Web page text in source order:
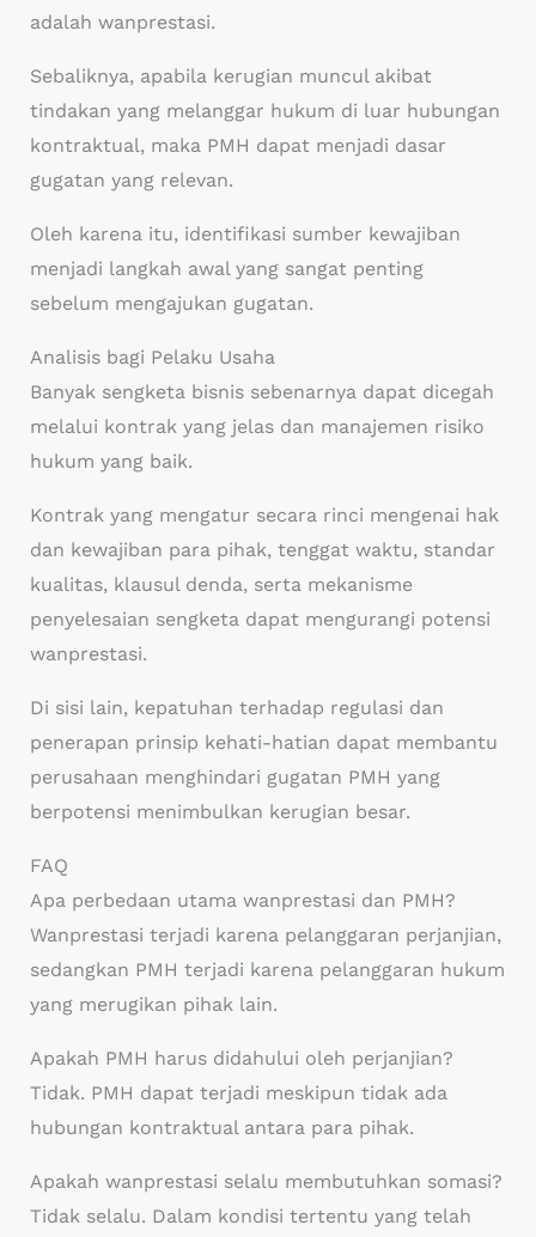
adalah wanprestasi.
Sebaliknya, apabila kerugian muncul akibat
tindakan yang melanggar hukum di luar hubungan
kontraktual, maka PMH dapat menjadi dasar
gugatan yang relevan.
Oleh karena itu, identifikasi sumber kewajiban
menjadi langkah awal yang sangat penting
sebelum mengajukan gugatan.
Analisis bagi Pelaku Usaha
Banyak sengketa bisnis sebenarnya dapat dicegah
melalui kontrak yang jelas dan manajemen risiko
hukum yang baik.
Kontrak yang mengatur secara rinci mengenai hak
dan kewajiban para pihak, tenggat waktu, standar
kualitas, klausul denda, serta mekanisme
penyelesaian sengketa dapat mengurangi potensi
wanprestasi.
Di sisi lain, kepatuhan terhadap regulasi dan
penerapan prinsip kehati-hatian dapat membantu
perusahaan menghindari gugatan PMH yang
berpotensi menimbulkan kerugian besar.
FAQ
Apa perbedaan utama wanprestasi dan PMH?
Wanprestasi terjadi karena pelanggaran perjanjian,
sedangkan PMH terjadi karena pelanggaran hukum
yang merugikan pihak lain.
Apakah PMH harus didahului oleh perjanjian?
Tidak. PMH dapat terjadi meskipun tidak ada
hubungan kontraktual antara para pihak.
Apakah wanprestasi selalu membutuhkan somasi?
Tidak selalu. Dalam kondisi tertentu yang telah